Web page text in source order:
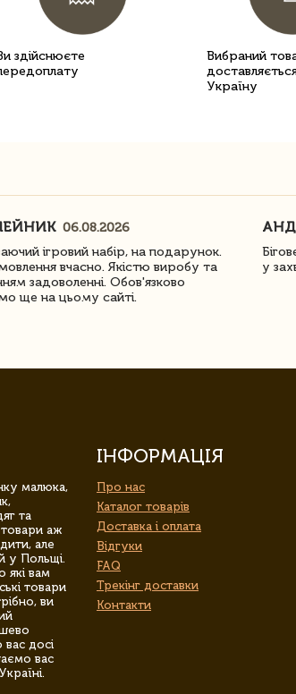
здійснюєте
Вибраний
Україну
06.08.2026
ігровий набір, на подарунок.
вчасно. Якістю виробу та
задоволенні. Обов'язково
ще на цьому сайті.
у
малюка,
та
аж
але
у Польщі.
які вам
товари
ви
вас досі
вас
ІНФОРМАЦІЯ
Про нас
Каталог товарів
Доставка і оплата
Відгуки
FAQ
Трекінг доставки
Контакти